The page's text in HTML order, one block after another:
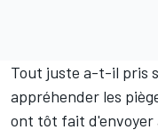
Tout juste a-t-il pris
appréhender les
ont tôt fait d'envoyer